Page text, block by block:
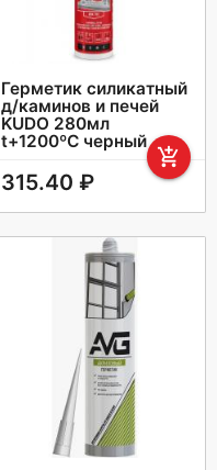
Герметик силикатный
д/каминов и печей
KUDO 280мл
t+1200ºC черный
add_shopping_cart
315.40 ₽